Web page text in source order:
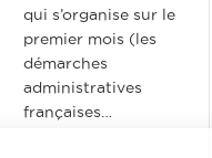
qui s’organise sur le
premier mois (les
démarches
administratives
françaises…